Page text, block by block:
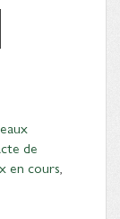
de
en cours,